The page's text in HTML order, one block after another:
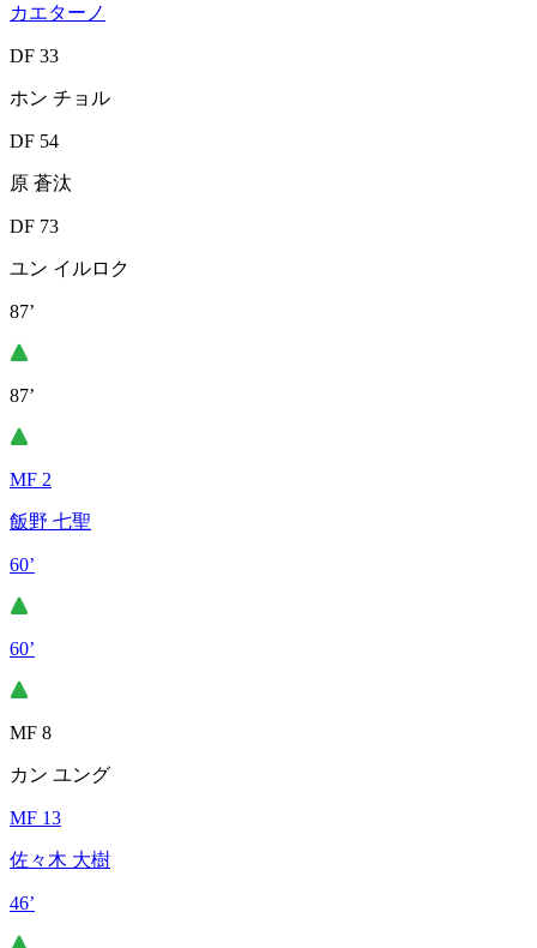
カエターノ
DF 33
ホン チョル
DF 54
原 蒼汰
DF 73
ユン イルロク
87’
87’
MF 2
飯野 七聖
60’
60’
MF 8
カン ユング
MF 13
佐々木 大樹
46’